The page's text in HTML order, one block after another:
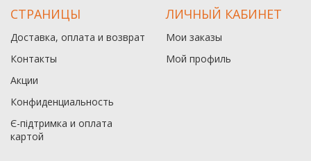
СТРАНИЦЫ
Доставка, оплата и возврат
Контакты
Акции
Конфиденциальность
Є-підтримка и оплата
картой
ЛИЧНЫЙ КАБИНЕТ
Мои заказы
Мой профиль